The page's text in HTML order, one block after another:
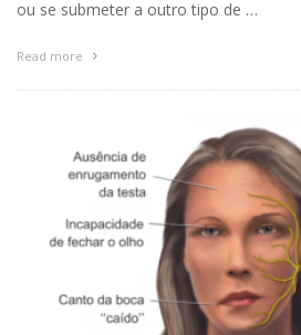
ou se submeter a outro tipo de …
Read more